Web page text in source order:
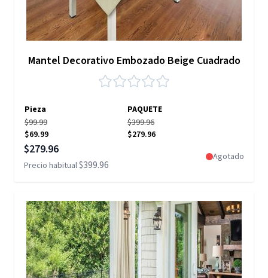
Mantel Decorativo Embozado Beige Cuadrado
Pieza
PAQUETE
$99.99
$69.99
$399.96
$279.96
Precio especial
$279.96
Precio habitual$399.96
Agotado